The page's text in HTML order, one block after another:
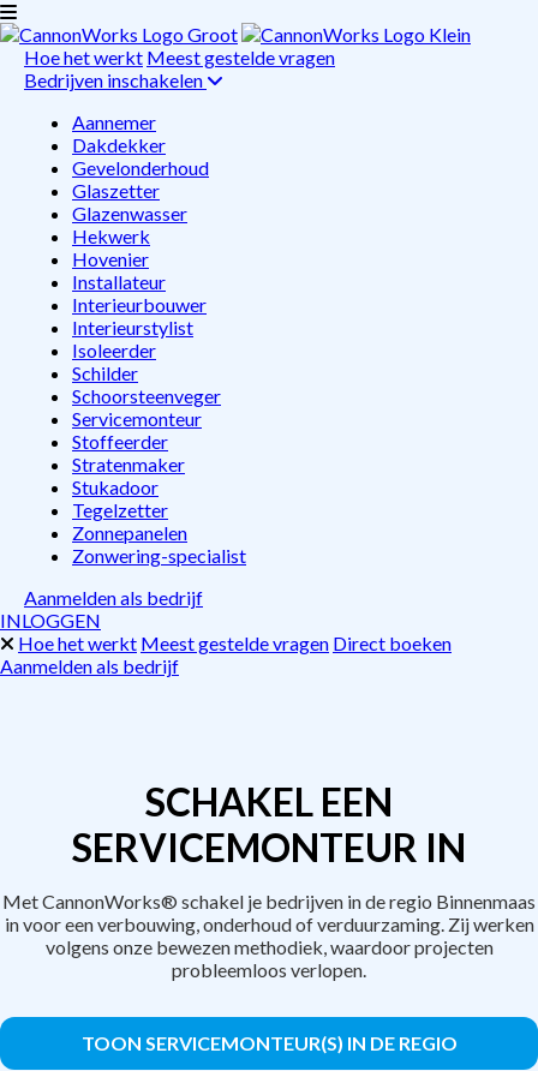
Hoe het werkt Meest gestelde vragen
Bedrijven inschakelen
Aannemer
Dakdekker
Gevelonderhoud
Glaszetter
Glazenwasser
Hekwerk
Hovenier
Installateur
Interieurbouwer
Interieurstylist
Isoleerder
Schilder
Schoorsteenveger
Servicemonteur
Stoffeerder
Stratenmaker
Stukadoor
Tegelzetter
Zonnepanelen
Zonwering-specialist
Aanmelden als bedrijf
INLOGGEN
Hoe het werkt Meest gestelde vragen Direct boeken
Aanmelden als bedrijf
SCHAKEL EEN
SERVICEMONTEUR IN
Met CannonWorks® schakel je bedrijven in de regio Binnenmaas
in voor een verbouwing, onderhoud of verduurzaming. Zij werken
volgens onze bewezen methodiek, waardoor projecten
probleemloos verlopen.
TOON SERVICEMONTEUR(S) IN DE REGIO